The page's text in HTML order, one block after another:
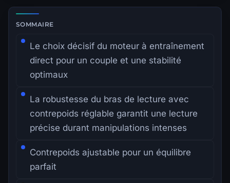
Zone de lecture principale avec sommaire latéral.
SOMMAIRE
Le choix décisif du moteur à entraînement
direct pour un couple et une stabilité
optimaux
La robustesse du bras de lecture avec
contrepoids réglable garantit une lecture
précise durant manipulations intenses
Contrepoids ajustable pour un équilibre
parfait